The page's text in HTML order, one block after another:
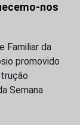
nos
Familiar da
promovido
Semana